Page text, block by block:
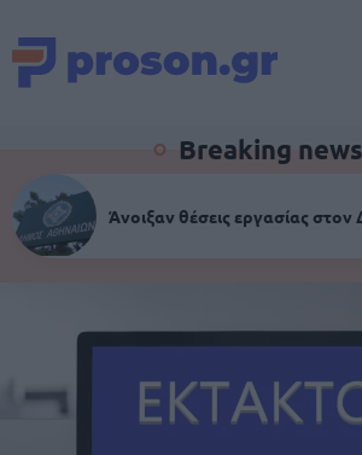
Breaking news
Άνοιξαν θέσεις εργασίας